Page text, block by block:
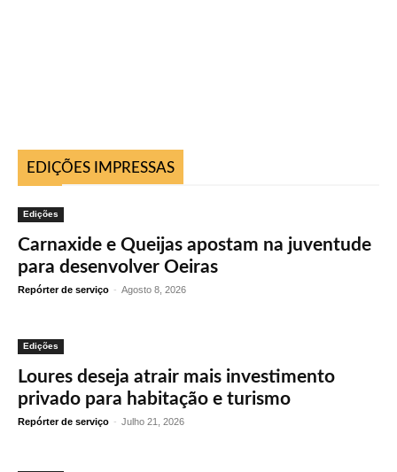
EDIÇÕES IMPRESSAS
Edições
Carnaxide e Queijas apostam na juventude
para desenvolver Oeiras
Repórter de serviço - Agosto 8, 2026
Edições
Loures deseja atrair mais investimento
privado para habitação e turismo
Repórter de serviço - Julho 21, 2026